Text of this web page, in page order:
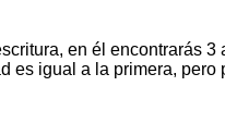
en él encontrarás
igual a la primera,